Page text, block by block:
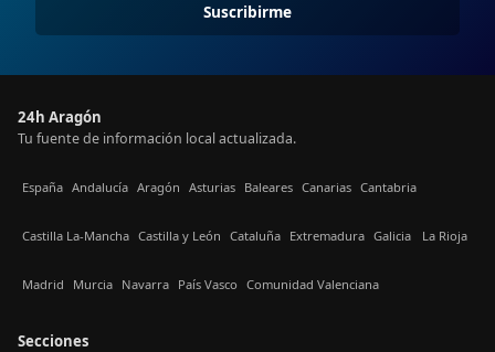
Suscribirme
24h Aragón
Tu fuente de información local actualizada.
España Andalucía Aragón Asturias Baleares Canarias Cantabria
Castilla La-Mancha Castilla y León Cataluña Extremadura Galicia La Rioja
Madrid Murcia Navarra País Vasco Comunidad Valenciana
Secciones